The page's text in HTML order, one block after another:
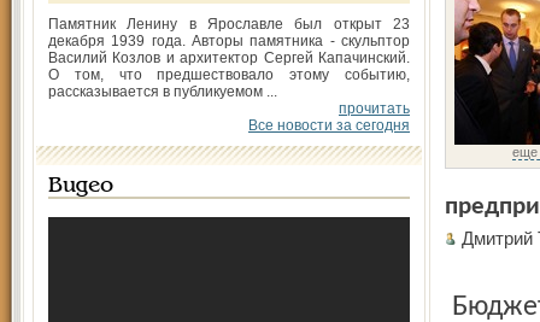
Памятник Ленину в Ярославле был открыт 23
декабря 1939 года. Авторы памятника - скульптор
Василий Козлов и архитектор Сергей Капачинский.
О том, что предшествовало этому событию,
рассказывается в публикуемом ...
прочитать
Все новости за сегодня
Видео
еще
Бюджет дефицитный, поэтому власть решила уменьшить